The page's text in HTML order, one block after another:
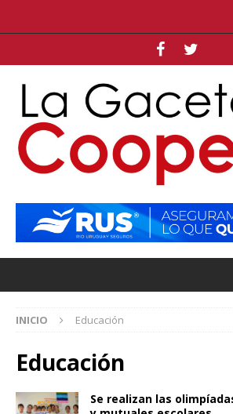
INICIO Educación
Educación
Se realizan las